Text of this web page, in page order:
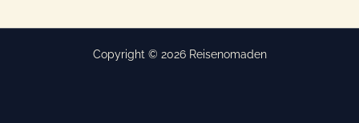
Copyright © 2026 Reisenomaden